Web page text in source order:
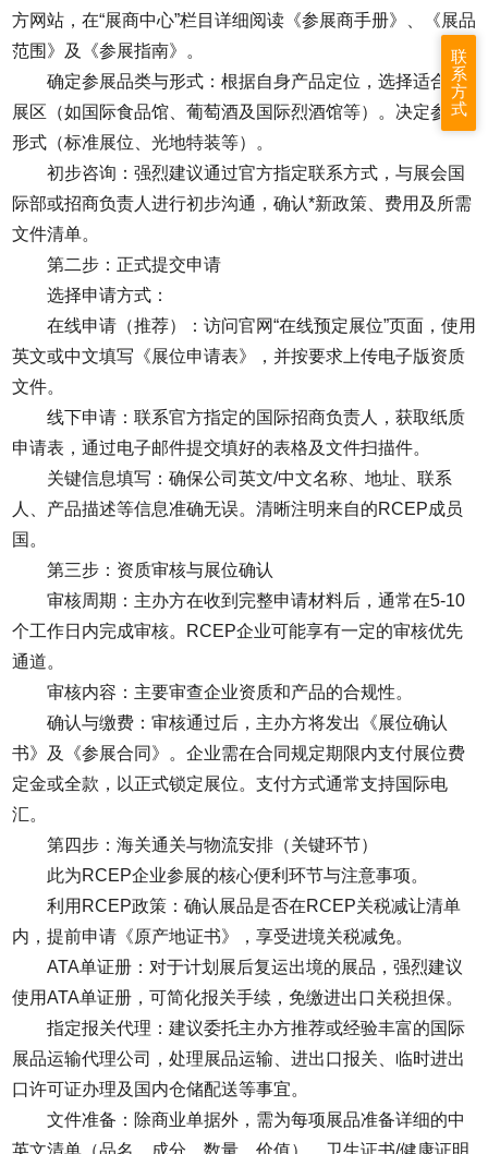
方网站，在“展商中心”栏目详细阅读《参展商手册》、《展品
范围》及《参展指南》。
确定参展品类与形式：根据自身产品定位，选择适合的
展区（如国际食品馆、葡萄酒及国际烈酒馆等）。决定参展
形式（标准展位、光地特装等）。
初步咨询：强烈建议通过官方指定联系方式，与展会国
际部或招商负责人进行初步沟通，确认*新政策、费用及所需
文件清单。
第二步：正式提交申请
选择申请方式：
在线申请（推荐）：访问官网“在线预定展位”页面，使用
英文或中文填写《展位申请表》，并按要求上传电子版资质
文件。
线下申请：联系官方指定的国际招商负责人，获取纸质
申请表，通过电子邮件提交填好的表格及文件扫描件。
关键信息填写：确保公司英文/中文名称、地址、联系
人、产品描述等信息准确无误。清晰注明来自的RCEP成员
国。
第三步：资质审核与展位确认
审核周期：主办方在收到完整申请材料后，通常在5-10
个工作日内完成审核。RCEP企业可能享有一定的审核优先
通道。
审核内容：主要审查企业资质和产品的合规性。
确认与缴费：审核通过后，主办方将发出《展位确认
书》及《参展合同》。企业需在合同规定期限内支付展位费
定金或全款，以正式锁定展位。支付方式通常支持国际电
汇。
第四步：海关通关与物流安排（关键环节）
此为RCEP企业参展的核心便利环节与注意事项。
利用RCEP政策：确认展品是否在RCEP关税减让清单
内，提前申请《原产地证书》，享受进境关税减免。
ATA单证册：对于计划展后复运出境的展品，强烈建议
使用ATA单证册，可简化报关手续，免缴进出口关税担保。
指定报关代理：建议委托主办方推荐或经验丰富的国际
展品运输代理公司，处理展品运输、进出口报关、临时进出
口许可证办理及国内仓储配送等事宜。
文件准备：除商业单据外，需为每项展品准备详细的中
英文清单（品名、成分、数量、价值）、卫生证书/健康证明
联
系
方
式